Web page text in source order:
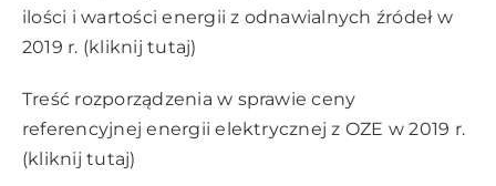
ilości i wartości energii z odnawialnych źródeł w
2019 r. (kliknij tutaj)
Treść rozporządzenia w sprawie ceny
referencyjnej energii elektrycznej z OZE w 2019 r.
(kliknij tutaj)